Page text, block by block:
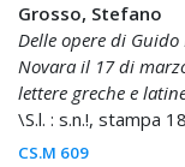
Grosso, Stefano
Delle opere di
Novara il 17 di
lettere greche e
\S.l. : s.n.!, stampa
CS.M 609